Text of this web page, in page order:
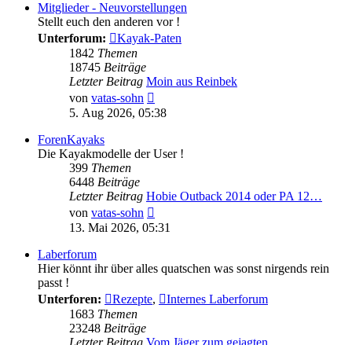
Mitglieder - Neuvorstellungen
Stellt euch den anderen vor !
Unterforum:
Kayak-Paten
1842 Themen
18745 Beiträge
Letzter Beitrag Moin aus Reinbek
von vatas-sohn
Beitrag
5. Aug 2026, 05:38
ForenKayaks
Die Kayakmodelle der User !
399 Themen
6448 Beiträge
Letzter Beitrag Hobie Outback 2014 oder PA 12…
von vatas-sohn
Beitrag
13. Mai 2026, 05:31
Laberforum
Hier könnt ihr über alles quatschen was sonst nirgends rein
passt !
Unterforen:
Rezepte,
Internes Laberforum
1683 Themen
23248 Beiträge